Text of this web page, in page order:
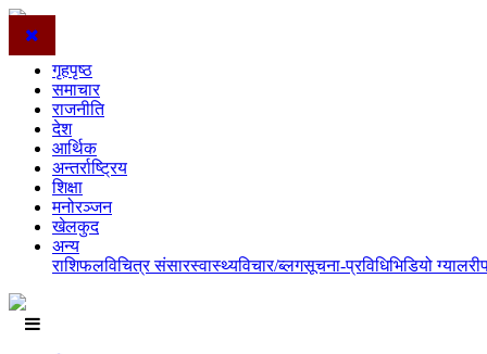
गृहपृष्ठ
समाचार
राजनीति
देश
आर्थिक
अन्तर्राष्ट्रिय
शिक्षा
मनोरञ्जन
खेलकुद
अन्य
राशिफलविचित्र संसारस्वास्थ्यविचार/ब्लगसूचना-प्रविधिभिडियो ग्यालरी